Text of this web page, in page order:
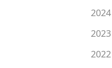
2024
2023
2022